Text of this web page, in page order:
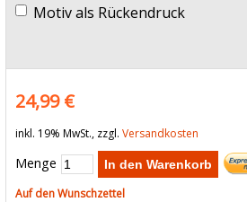
Motiv als Rückendruck
24,99 €
inkl. 19% MwSt., zzgl. Versandkosten
Menge In den Warenkorb
Auf den Wunschzettel